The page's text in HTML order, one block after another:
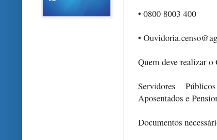
• 0800 8003 400
•
Quem deve realizar o
Servidores
Aposentados e
Documentos